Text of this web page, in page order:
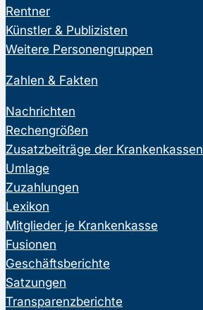
Rentner
Künstler & Publizisten
Weitere Personengruppen
Zahlen & Fakten
Nachrichten
Rechengrößen
Zusatzbeiträge der Krankenkassen
Umlage
Zuzahlungen
Lexikon
Mitglieder je Krankenkasse
Fusionen
Geschäftsberichte
Satzungen
Transparenzberichte